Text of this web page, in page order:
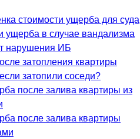
стоимости ущерба для суда
ущерба в случае вандализма
нарушения ИБ
затопления квартиры
затопили соседи?
после залива квартиры из
после залива квартиры